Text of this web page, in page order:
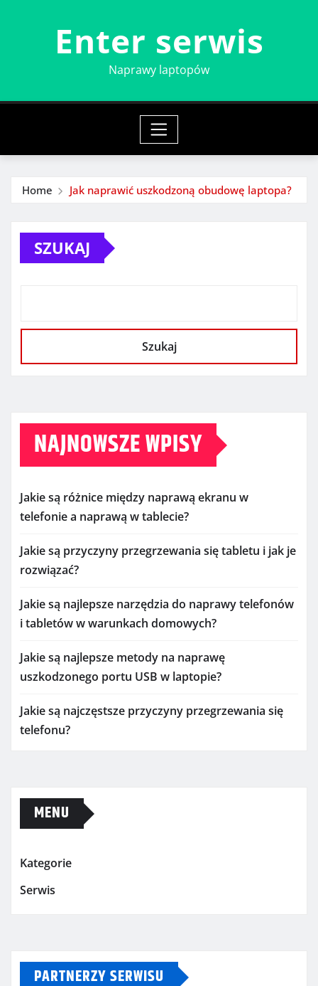
Enter serwis
Naprawy laptopów
Home Jak naprawić uszkodzoną obudowę laptopa?
SZUKAJ
Szukaj
NAJNOWSZE WPISY
Jakie są różnice między naprawą ekranu w
telefonie a naprawą w tablecie?
Jakie są przyczyny przegrzewania się tabletu i jak je
rozwiązać?
Jakie są najlepsze narzędzia do naprawy telefonów
i tabletów w warunkach domowych?
Jakie są najlepsze metody na naprawę
uszkodzonego portu USB w laptopie?
Jakie są najczęstsze przyczyny przegrzewania się
telefonu?
MENU
Kategorie
Serwis
PARTNERZY SERWISU